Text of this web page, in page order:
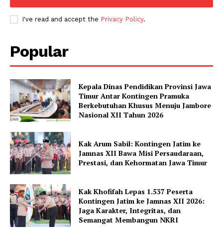
I've read and accept the Privacy Policy.
Popular
Kepala Dinas Pendidikan Provinsi Jawa
Timur Antar Kontingen Pramuka
Berkebutuhan Khusus Menuju Jambore
Nasional XII Tahun 2026
Kak Arum Sabil: Kontingen Jatim ke
Jamnas XII Bawa Misi Persaudaraan,
Prestasi, dan Kehormatan Jawa Timur
Kak Khofifah Lepas 1.537 Peserta
Kontingen Jatim ke Jamnas XII 2026:
Jaga Karakter, Integritas, dan
Semangat Membangun NKRI